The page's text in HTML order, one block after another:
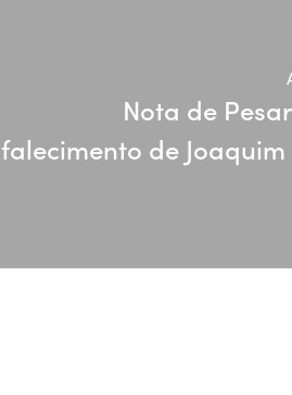
Nota de
falecimento de Joaquim